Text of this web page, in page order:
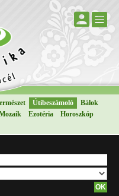
Útibeszámoló
Bálok
Ezotéria
Horoszkóp